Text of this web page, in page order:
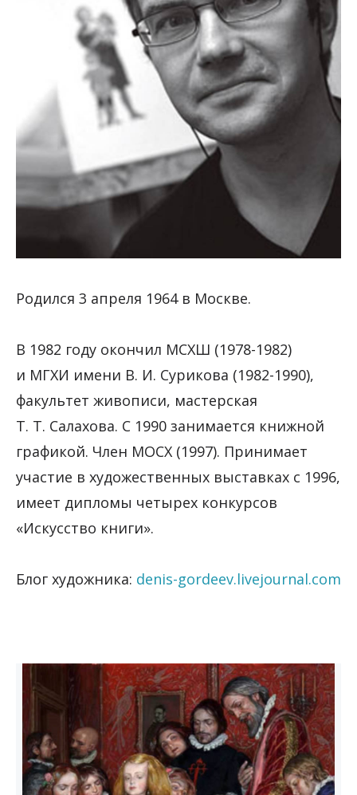
Родился 3 апреля 1964 в Москве.
В 1982 году окончил МСХШ (1978-1982)
и МГХИ имени В. И. Сурикова (1982-1990),
факультет живописи, мастерская
Т. Т. Салахова. С 1990 занимается книжной
графикой. Член МОСХ (1997). Принимает
участие в художественных выставках с 1996,
имеет дипломы четырех конкурсов
«Искусство книги».
Блог художника: denis-gordeev.livejournal.com